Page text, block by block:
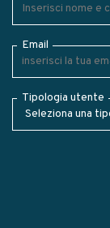
Email
Tipologia utente